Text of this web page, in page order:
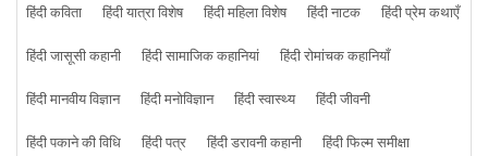
हिंदी कविता
हिंदी यात्रा विशेष हिंदी महिला विशेष हिंदी नाटक
हिंदी प्रेम कथाएँ
हिंदी जासूसी कहानी
हिंदी सामाजिक कहानियां
हिंदी रोमांचक कहानियाँ
हिंदी मानवीय विज्ञान
हिंदी मनोविज्ञान हिंदी स्वास्थ्य
हिंदी जीवनी
हिंदी पकाने की विधि
हिंदी पत्र हिंदी डरावनी कहानी
हिंदी फिल्म समीक्षा